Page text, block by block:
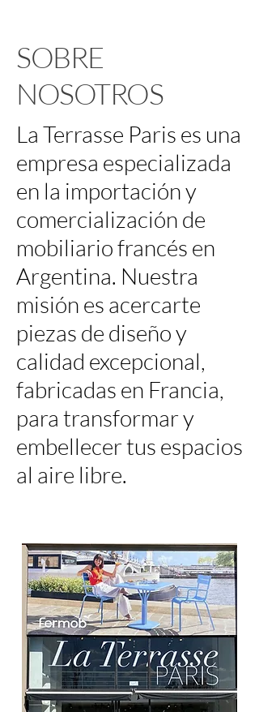
SOBRE
NOSOTROS
La Terrasse Paris es una
empresa especializada
en la importación y
comercialización de
mobiliario francés en
Argentina. Nuestra
misión es acercarte
piezas de diseño y
calidad excepcional,
fabricadas en Francia,
para transformar y
embellecer tus espacios
al aire libre.